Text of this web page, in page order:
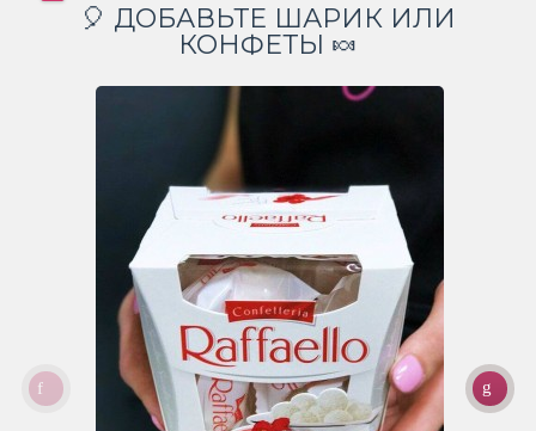
🎈 ДОБАВЬТЕ ШАРИК ИЛИ
КОНФЕТЫ 🍬